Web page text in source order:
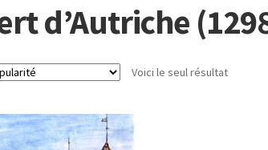
d’Autriche
Voici le seul résultat